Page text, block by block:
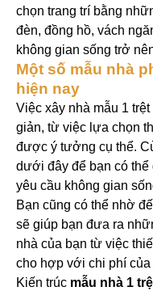
chọn trang trí bằng
đèn, đồng hồ, vách
không gian sống trở
Một số mẫu nhà
hiện nay
Việc xây nhà mẫu 1
giản, từ việc lựa chọn
được ý tưởng cụ thể.
dưới đây để bạn có
yêu cầu không gian
Bạn cũng có thể nhờ
sẽ giúp bạn đưa ra
nhà của bạn từ việc
cho hợp với chi phí của
Kiến trúc mẫu nhà 1